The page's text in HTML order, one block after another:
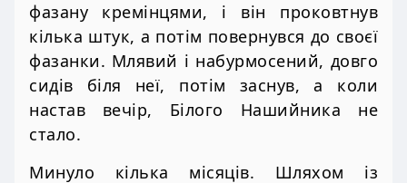
фазану кремінцями, і він проковтнув
кілька штук, а потім повернувся до своєї
фазанки. Млявий і набурмосений, довго
сидів біля неї, потім заснув, а коли
настав вечір, Білого Нашийника не
стало.
Минуло кілька місяців. Шляхом із